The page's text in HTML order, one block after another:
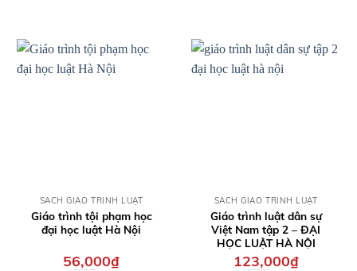
QUICK VIEW
SÁCH GIÁO TRÌNH LUẬT
Giáo trình tội phạm học
đại học luật Hà Nội
56,000₫
QUICK VIEW
SÁCH GIÁO TRÌNH LUẬT
Giáo trình luật dân sự
Việt Nam tập 2 – ĐẠI
HỌC LUẬT HÀ NỘI
123,000₫